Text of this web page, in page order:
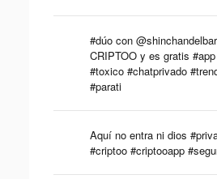
#dúo con
CRIPTOO y es gratis
#toxico #chatprivado
#parati
Aquí no entra ni dios
#criptoo #criptooapp